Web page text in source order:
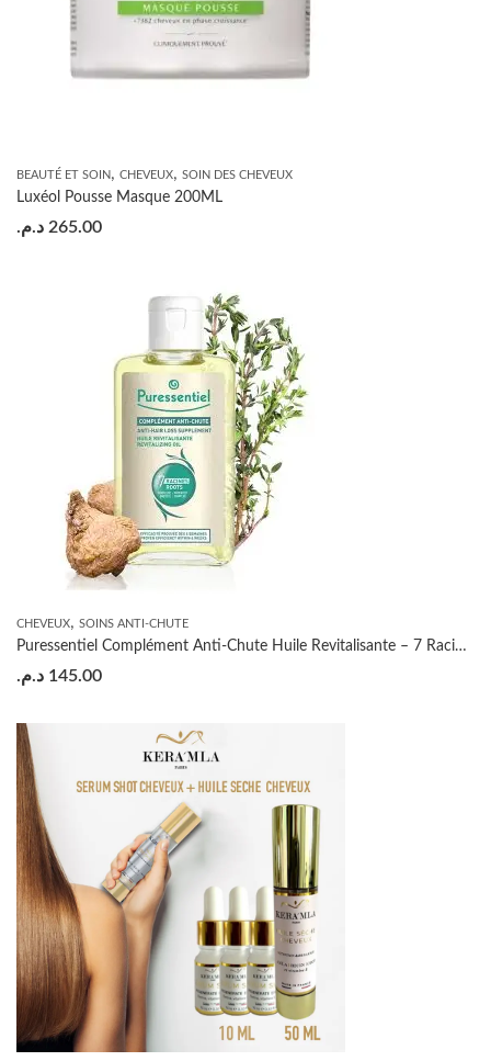
BEAUTÉ ET SOIN, CHEVEUX, SOIN DES CHEVEUX
Luxéol Pousse Masque 200ML
265.00 د.م.
CHEVEUX, SOINS ANTI-CHUTE
Puressentiel Complément Anti-Chute Huile Revitalisante – 7 Racines – 100ml
145.00 د.م.